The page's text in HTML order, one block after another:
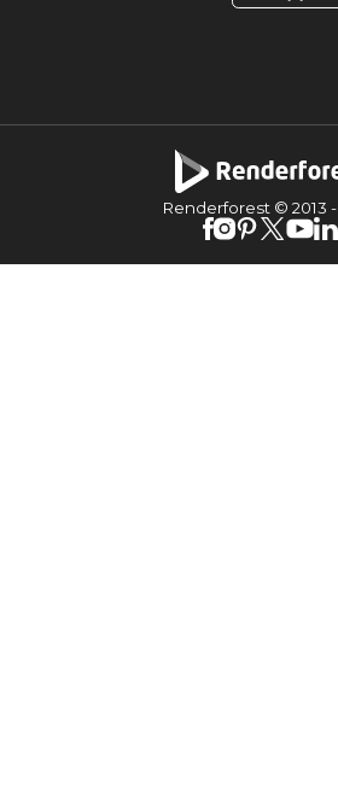
Renderforest © 2013 -